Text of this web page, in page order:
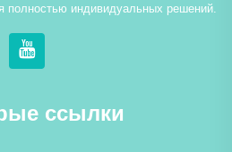
полностью индивидуальных решений.
ссылки